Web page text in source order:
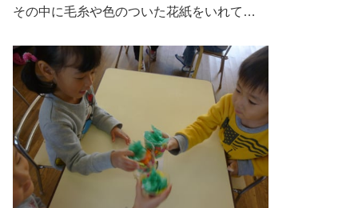
その中に毛糸や色のついた花紙をいれて…